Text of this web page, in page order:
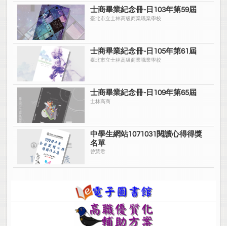
士商畢業紀念冊-日103年第59屆
臺北市立士林高級商業職業學校
士商畢業紀念冊-日105年第61屆
臺北市立士林高級商業職業學校
士商畢業紀念冊-日109年第65屆
士林高商
中學生網站1071031閱讀心得得獎
名單
曾慧君